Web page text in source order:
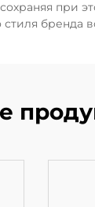
при
стиля бренда